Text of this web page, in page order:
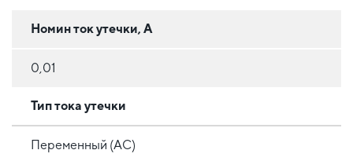
Номин ток утечки, А
0,01
Тип тока утечки
Переменный (AC)